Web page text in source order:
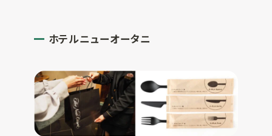
ホテルニューオータニ